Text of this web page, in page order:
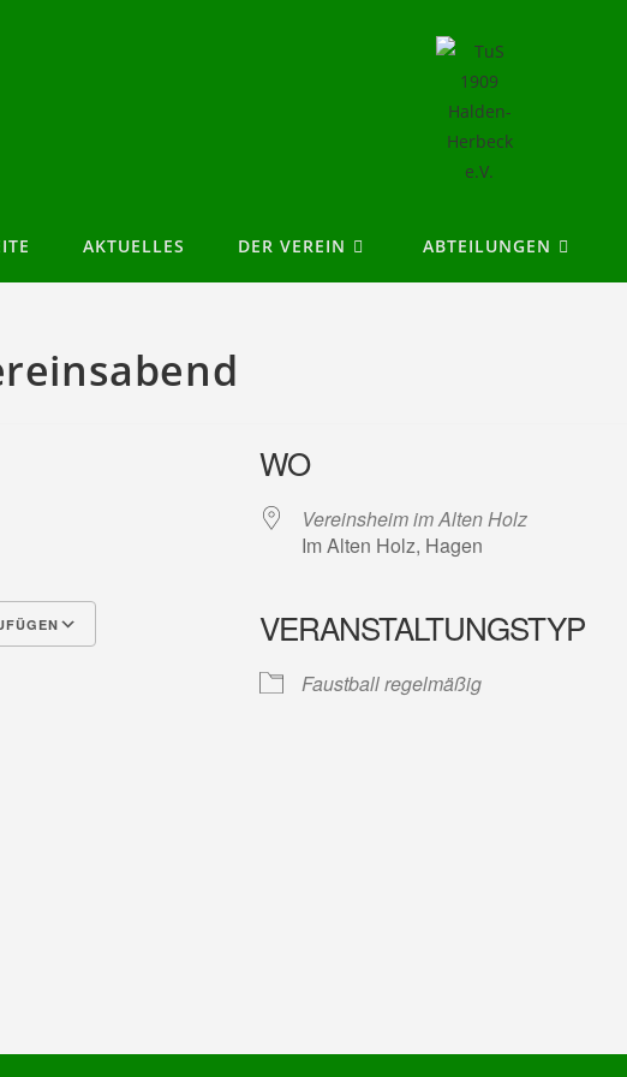
AKTUELLES DER VEREIN ABTEILUNGEN
Google Kalender
WO
Vereinsheim im Alten Holz
Im Alten Holz, Hagen
VERANSTALTUNGSTYP
Faustball regelmäßig